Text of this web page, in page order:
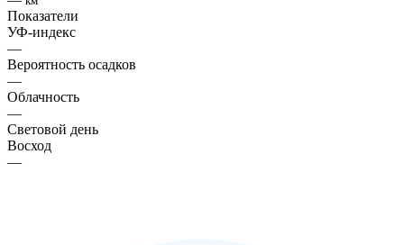
Показатели
УФ-индекс
—
Вероятность осадков
—
Облачность
—
Световой день
Восход
—